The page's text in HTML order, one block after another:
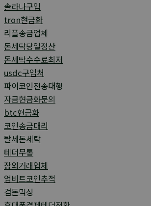
솔라나구입
tron현금화
리플송금업체
돈세탁당일정산
돈세탁수수료최저
usdc구입처
파이코인전송대행
자금현금화문의
btc현금화
코인송금대리
탈세돈세탁
테더무통
장외거래업체
업비트코인추적
검돈믹싱